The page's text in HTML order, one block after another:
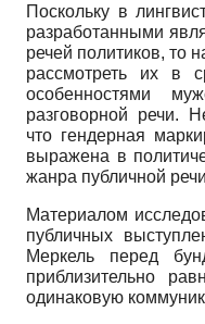
Поскольку в
разработанными
речей политиков, то
рассмотреть их в
особенностями
разговорной речи.
что гендерная
выражена в
жанра публичной речи
Материалом
публичных
Меркель перед
приблизительно
одинаковую